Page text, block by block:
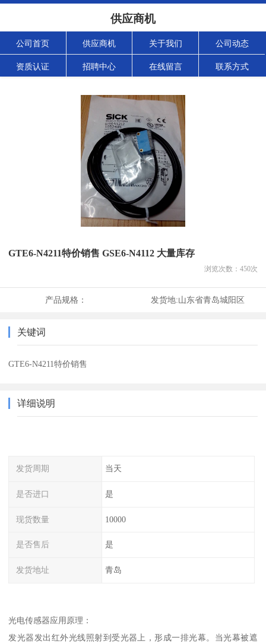
供应商机
公司首页 供应商机 关于我们 公司动态
资质认证 招聘中心 在线留言 联系方式
GTE6-N4211特价销售 GSE6-N4112 大量库存
浏览次数： 450次
产品规格： 发货地:山东省青岛城阳区
关键词
GTE6-N4211特价销售
详细说明
发货周期 当天
是否进口 是
现货数量 10000
是否售后 是
发货地址 青岛
光电传感器应用原理：
发光器发出红外光线照射到受光器上，形成一排光幕。当光幕被遮